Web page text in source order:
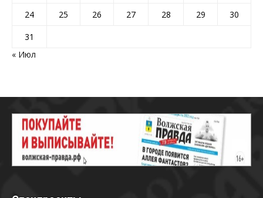
24
25 26 27 28 29
30
31
« Июл